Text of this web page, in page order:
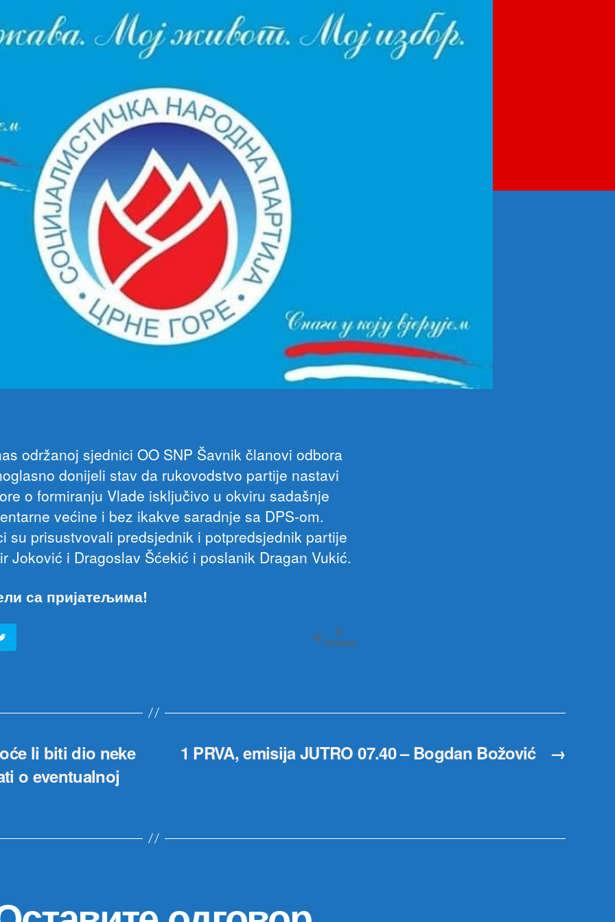
ISKLJUČIVO
OKVIRU
PARLAMENTARNE
održanoj sjednici OO SNP Šavnik članovi odbora
donijeli stav da rukovodstvo partije nastavi
o formiranju Vlade isključivo u okviru sadašnje
većine i bez ikakve saradnje sa DPS-om.
su prisustvovali predsjednik i potpredsjednik partije
Joković i Dragoslav Šćekić i poslanik Dragan Vukić.
са пријатељима!
0
SHARES
li biti dio neke
o eventualnoj
→
1 PRVA, emisija JUTRO 07.40 – Bogdan Božović